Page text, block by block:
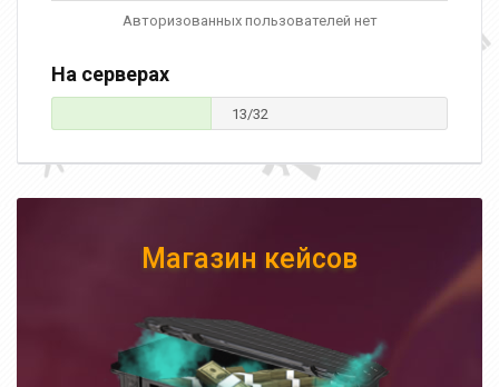
Авторизованных пользователей нет
На серверах
13/32
Магазин кейсов